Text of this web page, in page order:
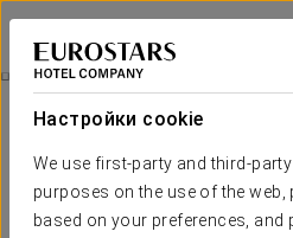
Настройки cookie
We use first-party and third-
purposes on the use of the
based on your preferences, and
Eurostars Gran Vía
ГРАНАДА
Номера
Необходимые